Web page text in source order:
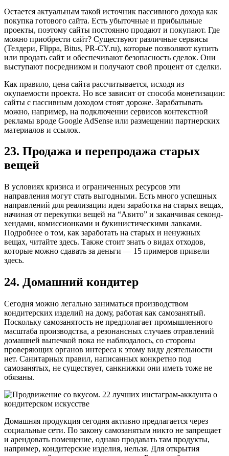
Остается актуальным такой источник пассивного дохода как
покупка готового сайта. Есть убыточные и прибыльные
проекты, поэтому сайты постоянно продают и покупают. Где
можно приобрести сайт? Существуют различные сервисы
(Телдери, Flippa, Bitus, PR-CY.ru), которые позволяют купить
или продать сайт и обеспечивают безопасность сделок. Они
выступают посредником и получают свой процент от сделки.
Как правило, цена сайта рассчитывается, исходя из
окупаемости проекта. Но все зависит от способа монетизации:
сайты с пассивным доходом стоят дороже. Зарабатывать
можно, например, на подключении сервисов контекстной
рекламы вроде Google AdSense или размещении партнерских
материалов и ссылок.
23. Продажа и перепродажа старых
вещей
В условиях кризиса и ограниченных ресурсов эти
направления могут стать выгодными. Есть много успешных
направлений для реализации идеи заработка на старых вещах,
начиная от перекупки вещей на “Авито” и заканчивая секонд-
хендами, комиссионками и букинистическими лавками.
Подробнее о том, как заработать на старых и ненужных
вещах, читайте здесь. Также стоит знать о видах отходов,
которые можно сдавать за деньги — 15 примеров привели
здесь.
24. Домашний кондитер
Сегодня можно легально заниматься производством
кондитерских изделий на дому, работая как самозанятый.
Поскольку самозанятость не предполагает промышленного
масштаба производства, а резонансных случаев отравлений
домашней выпечкой пока не наблюдалось, со стороны
проверяющих органов интереса к этому виду деятельности
нет. Санитарных правил, написанных конкретно под
самозанятых, не существует, санкнижки они иметь тоже не
обязаны.
Домашняя продукция сегодня активно предлагается через
социальные сети. По закону самозанятым никто не запрещает
и арендовать помещение, однако продавать там продукты,
например, кондитерские изделия, нельзя. Для открытия